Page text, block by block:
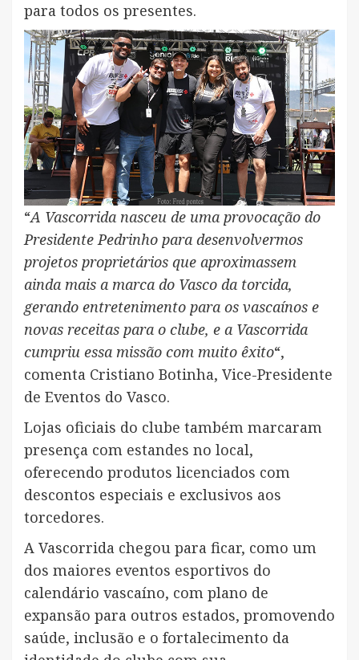
para todos os presentes.
“A Vascorrida nasceu de uma provocação do
Presidente Pedrinho para desenvolvermos
projetos proprietários que aproximassem
ainda mais a marca do Vasco da torcida,
gerando entretenimento para os vascaínos e
novas receitas para o clube, e a Vascorrida
cumpriu essa missão com muito êxito“,
comenta Cristiano Botinha, Vice-Presidente
de Eventos do Vasco.
Lojas oficiais do clube também marcaram
presença com estandes no local,
oferecendo produtos licenciados com
descontos especiais e exclusivos aos
torcedores.
A Vascorrida chegou para ficar, como um
dos maiores eventos esportivos do
calendário vascaíno, com plano de
expansão para outros estados, promovendo
saúde, inclusão e o fortalecimento da